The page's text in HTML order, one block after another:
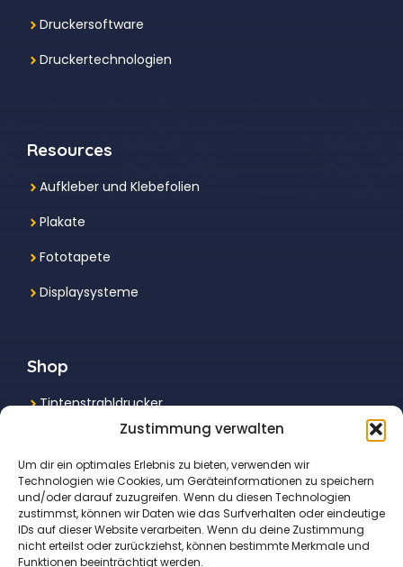
Zustimmung verwalten
Um dir ein optimales Erlebnis zu bieten, verwenden wir
Technologien wie Cookies, um Geräteinformationen zu speichern
und/oder darauf zuzugreifen. Wenn du diesen Technologien
zustimmst, können wir Daten wie das Surfverhalten oder eindeutige
IDs auf dieser Website verarbeiten. Wenn du deine Zustimmung
nicht erteilst oder zurückziehst, können bestimmte Merkmale und
Funktionen beeinträchtigt werden.
Druckersoftware
Druckertechnologien
Resources
Aufkleber und Klebefolien
Plakate
Fototapete
Displaysysteme
Shop
Tintenstrahldrucker
Multifunktionsdrucker
Laserdrucker
Fotodrucker